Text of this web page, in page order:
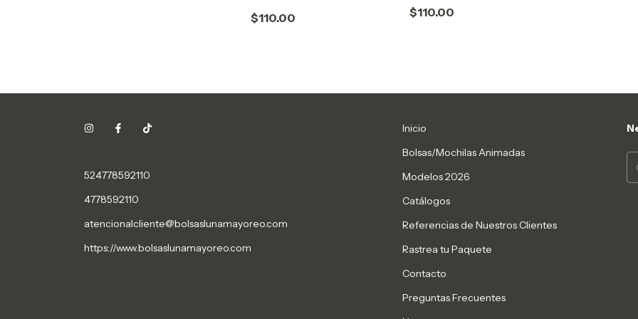
$110.00 $110.00
524778592110
4778592110
atencionalcliente@bolsaslunamayoreo.com
https://www.bolsaslunamayoreo.com
Inicio
Bolsas/Mochilas Animadas
Modelos 2026
Catálogos
Referencias de Nuestros Clientes
Rastrea tu Paquete
Contacto
Preguntas Frecuentes